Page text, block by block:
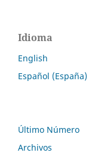
Idioma
English
Español (España)
Último Número
Archivos